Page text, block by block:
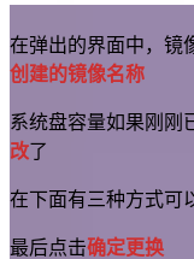
在弹出的界面中，镜
创建的镜像名称
系统盘容量如果刚刚
改了
在下面有三种方式可
最后点击确定更换